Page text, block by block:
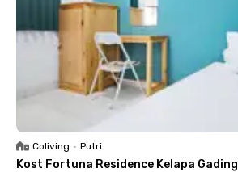
Coliving • Putri
Kost Fortuna Residence Kelapa Gading